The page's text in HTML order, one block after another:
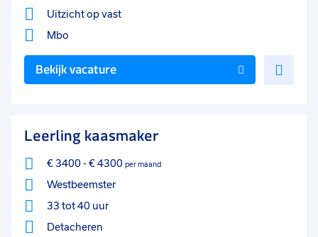
Uitzicht op vast
Mbo
Bekijk vacature
Leerling kaasmaker
€ 3400- € 4300 per maand
Westbeemster
33 tot 40 uur
Detacheren